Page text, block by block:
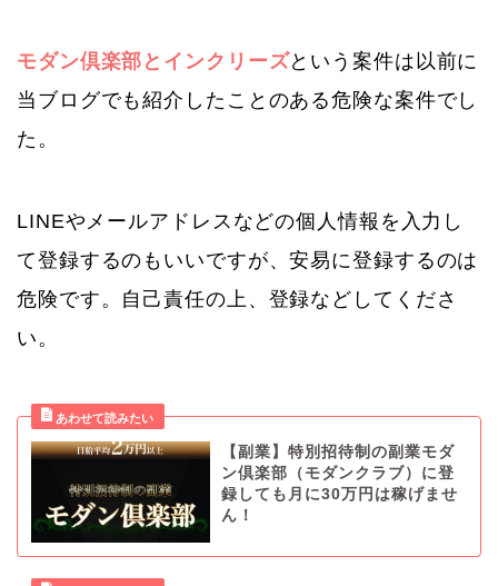
モダン倶楽部とインクリーズという案件は以前に
当ブログでも紹介したことのある危険な案件でし
た。
LINEやメールアドレスなどの個人情報を入力し
て登録するのもいいですが、安易に登録するのは
危険です。自己責任の上、登録などしてくださ
い。
【副業】特別招待制の副業モダ
ン倶楽部（モダンクラブ）に登
録しても月に30万円は稼げませ
ん！